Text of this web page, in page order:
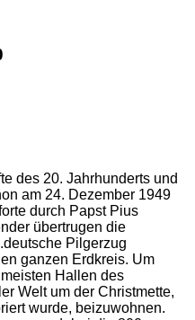
des 20. Jahrhunderts und
am 24. Dezember 1949
durch Papst Pius
übertrugen die
Pilgerzug
ganzen Erdkreis. Um
Hallen des
Welt um der Christmette,
wurde, beizuwohnen.